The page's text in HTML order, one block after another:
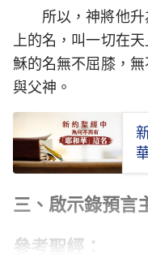
所以，神將他
上的名，叫一切在
穌的名無不屈膝，
與父神。
三、啟示錄預言
參考聖經：